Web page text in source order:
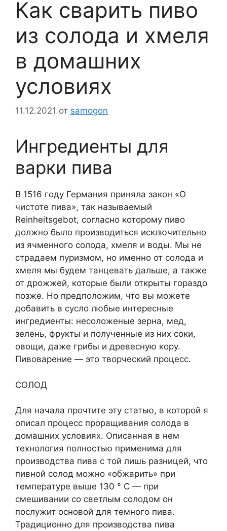
Как сварить пиво
из солода и хмеля
в домашних
условиях
11.12.2021 от samogon
Ингредиенты для
варки пива
В 1516 году Германия приняла закон «О
чистоте пива», так называемый
Reinheitsgebot, согласно которому пиво
должно было производиться исключительно
из ячменного солода, хмеля и воды. Мы не
страдаем пуризмом, но именно от солода и
хмеля мы будем танцевать дальше, а также
от дрожжей, которые были открыты гораздо
позже. Но предположим, что вы можете
добавить в сусло любые интересные
ингредиенты: несоложеные зерна, мед,
зелень, фрукты и полученные из них соки,
овощи, даже грибы и древесную кору.
Пивоварение — это творческий процесс.
СОЛОД
Для начала прочтите эту статью, в которой я
описал процесс проращивания солода в
домашних условиях. Описанная в нем
технология полностью применима для
производства пива с той лишь разницей, что
пивной солод можно «обжарить» при
температуре выше 130 ° C — при
смешивании со светлым солодом он
послужит основой для темного пива.
Традиционно для производства пива